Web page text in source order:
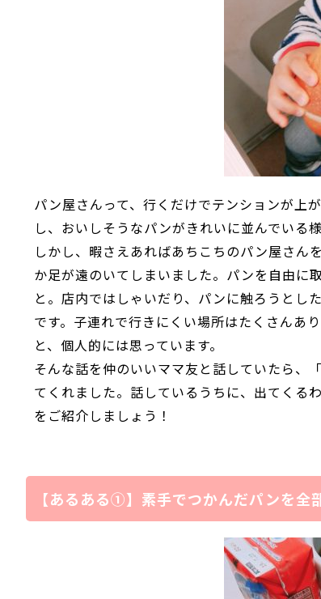
パン屋さんって、行くだけでテンションが上
し、おいしそうなパンがきれいに並んでいる
しかし、暇さえあればあちこちのパン屋さん
か足が遠のいてしまいました。パンを自由に
と。店内ではしゃいだり、パンに触ろうとし
です。子連れで行きにくい場所はたくさんあ
と、個人的には思っています。
そんな話を仲のいいママ友と話していたら、
てくれました。話しているうちに、出てくる
をご紹介しましょう！
【あるある➀】素手でつかんだパンを全